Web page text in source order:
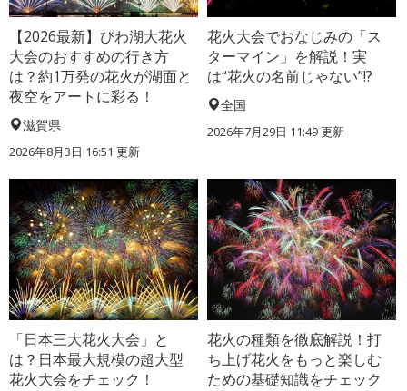
【2026最新】びわ湖大花火
大会のおすすめの行き方
は？約1万発の花火が湖面と
夜空をアートに彩る！
滋賀県
2026年8月3日 16:51 更新
花火大会でおなじみの「ス
ターマイン」を解説！実
は“花火の名前じゃない”!?
全国
2026年7月29日 11:49 更新
「日本三大花火大会」と
は？日本最大規模の超大型
花火大会をチェック！
花火の種類を徹底解説！打
ち上げ花火をもっと楽しむ
ための基礎知識をチェック